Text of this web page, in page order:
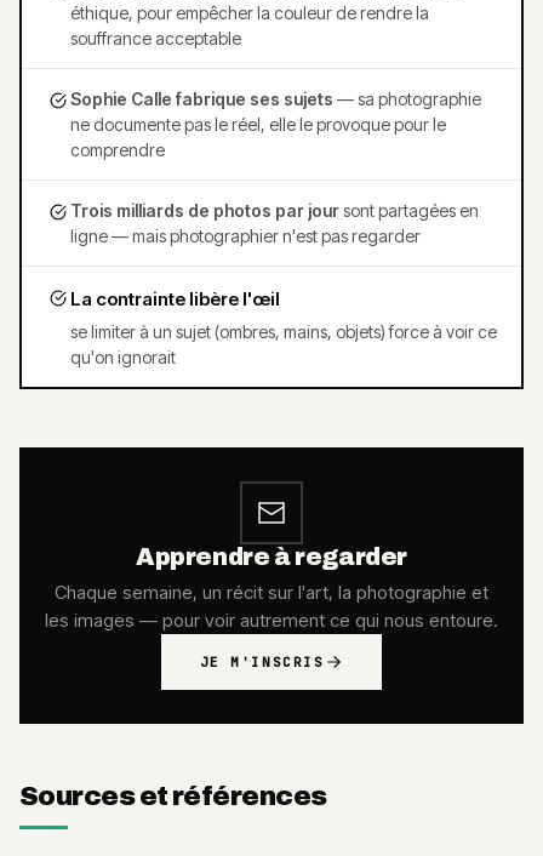
éthique, pour empêcher la couleur de rendre la
souffrance acceptable
Sophie Calle fabrique ses sujets — sa photographie
ne documente pas le réel, elle le provoque pour le
comprendre
Trois milliards de photos par joursont partagées en
ligne — mais photographier n'est pas regarder
La contrainte libère l'œil
se limiter à un sujet (ombres, mains, objets) force à voir ce
qu'on ignorait
Apprendre à regarder
Chaque semaine, un récit sur l'art, la photographie et
les images — pour voir autrement ce qui nous entoure.
JE M'INSCRIS
Sources et références